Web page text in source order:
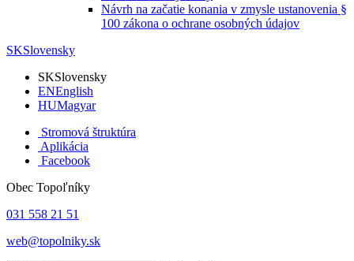
Návrh na začatie konania v zmysle ustanovenia §
100 zákona o ochrane osobných údajov
SKSlovensky
SKSlovensky
ENEnglish
HUMagyar
Stromová štruktúra
Aplikácia
Facebook
Obec Topoľníky
031 558 21 51
web@topolniky.sk